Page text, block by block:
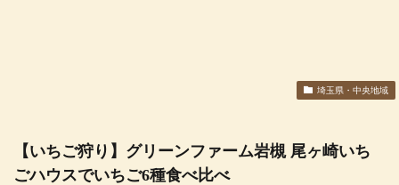
【いちご狩り】グリーンファーム岩槻 尾ヶ崎いち
ごハウスでいちご6種食べ比べ
埼玉県・中央地域